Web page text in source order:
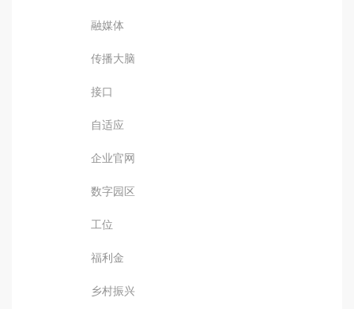
融媒体
传播大脑
接口
自适应
企业官网
数字园区
工位
福利金
乡村振兴